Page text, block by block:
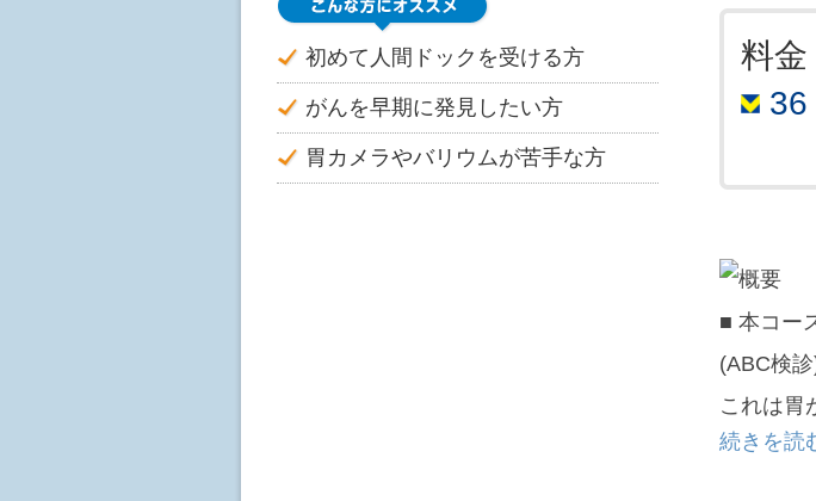
せん。
AICS®
0.0～
リスク
クA」「
● ランク
すか?
一般の
人)とい
AICS®に
初めて人間ドックを受ける方
がんを早期に発見したい方
胃カメラやバリウムが苦手な方
料金
36
■ 本コー
(ABC検診
これは胃
人の胃の
続きを読